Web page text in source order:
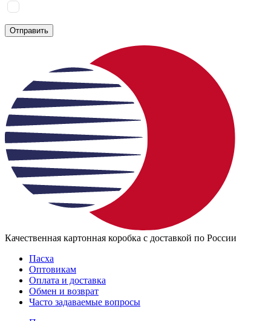
Отправить
Качественная картонная коробка с доставкой по России
Пасха
Оптовикам
Оплата и доставка
Обмен и возврат
Часто задаваемые вопросы